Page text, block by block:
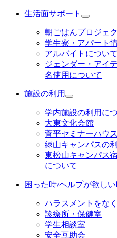
生活面サポート
朝ごはんプロジェ
学生寮・アパート
アルバイトについて
ジェンダー・アイ
名使用について
施設の利用
学内施設の利用に
大東文化会館
菅平セミナーハウス
緑山キャンパスの
東松山キャンパス
について
困った時/ヘルプが欲し
ハラスメントをな
診療所・保健室
学生相談室
安全互助会